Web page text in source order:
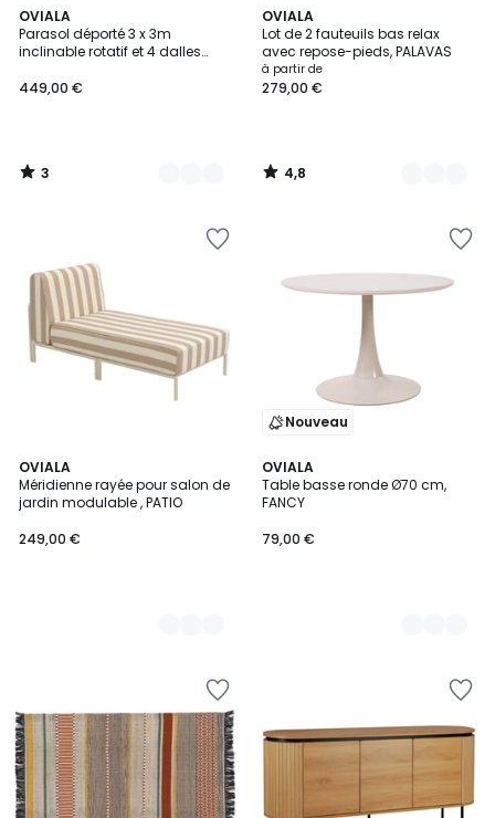
OVIALA
Parasol déporté 3 x 3m
inclinable rotatif et 4 dalles
449,00 €
3
/
5
3
Couleurs
3
/
OVIALA
Lot de 2 fauteuils bas relax
avec repose-pieds, PALAVAS
à partir de
279,00 €
4,8
/ 5
3
Couleurs
4,8
/
OVIALA
Méridienne rayée pour salon de
jardin modulable , PATIO
249,00 €
4
Couleurs
Nouveau
OVIALA
Table basse ronde Ø70 cm,
FANCY
79,00 €
3
Couleurs